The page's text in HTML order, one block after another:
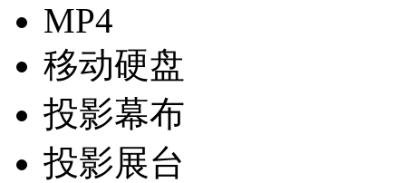
MP4
移动硬盘
投影幕布
投影展台